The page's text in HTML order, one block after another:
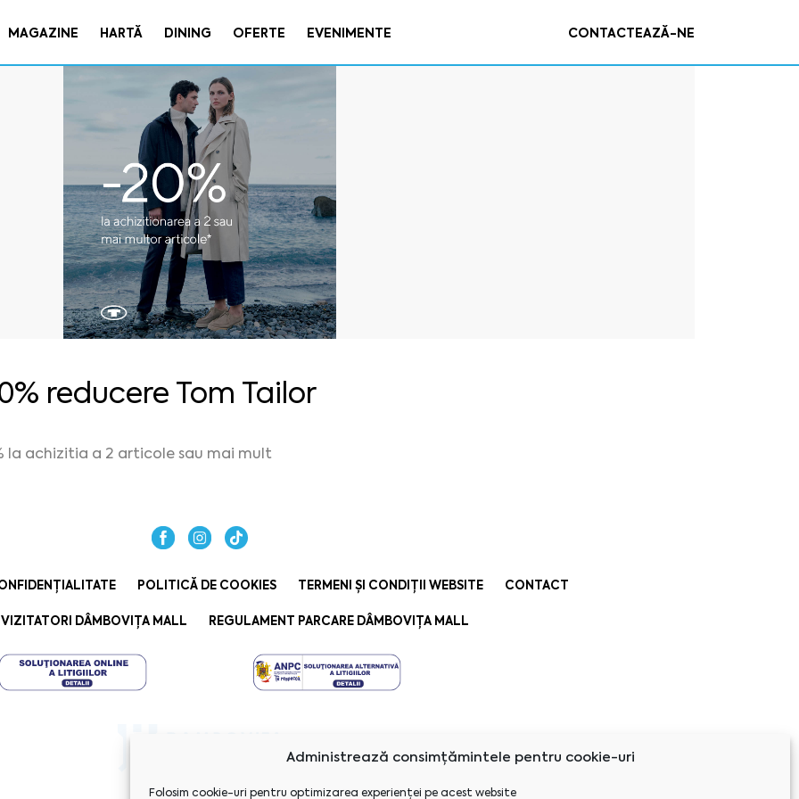
Administrează consimțămintele pentru cookie-uri
Folosim cookie-uri pentru optimizarea experienței pe acest website
MAGAZINE HARTĂ DINING OFERTE EVENIMENTE CONTACTEAZĂ-NE
reducere Tom Tailor
la achizitia a 2 articole sau mai mult
POLITICĂ DE COOKIES TERMENI ȘI CONDIȚII WEBSITE CONTACT
DÂMBOVIȚA MALL REGULAMENT PARCARE DÂMBOVIȚA MALL